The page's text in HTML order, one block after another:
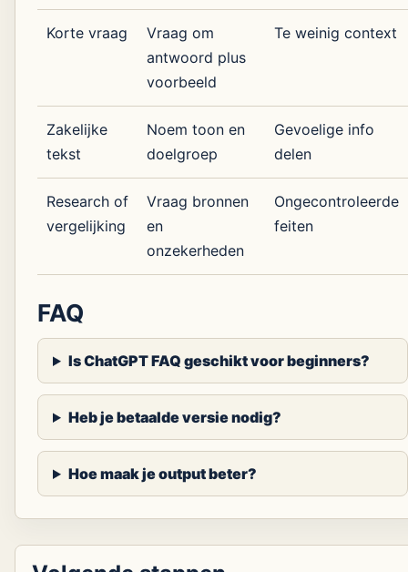
Korte vraag
Vraag om
antwoord plus
voorbeeld
Te weinig context
Zakelijke
tekst
Noem toon en
doelgroep
Gevoelige info
delen
Research of
vergelijking
Vraag bronnen
en
onzekerheden
Ongecontroleerde
feiten
FAQ
Is ChatGPT FAQ geschikt voor beginners?
Heb je betaalde versie nodig?
Hoe maak je output beter?